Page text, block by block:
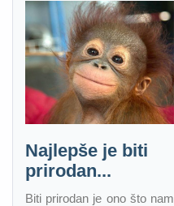
Najlepše je biti
prirodan...
Biti prirodan je ono što nam